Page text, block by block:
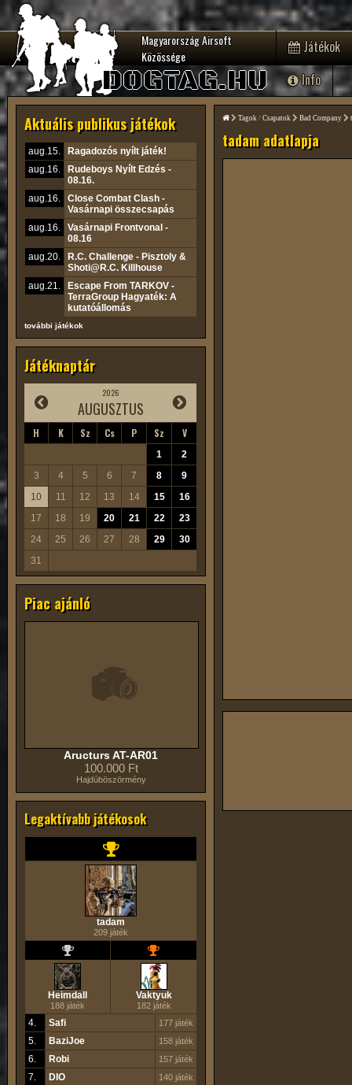
Magyarország Airsoft
Közössége
DOGTAG.HU
Játékok
Info
Aktuális publikus játékok
aug.15.
Ragadozós nyílt játék!
aug.16.
Rudeboys Nyílt Edzés -
08.16.
aug.16.
Close Combat Clash -
Vasárnapi összecsapás
aug.16.
Vasárnapi Frontvonal -
08.16
aug.20.
R.C. Challenge - Pisztoly &
Shoti@R.C. Killhouse
aug.21.
Escape From TARKOV -
TerraGroup Hagyaték: A
kutatóállomás
további játékok
Játéknaptár
2026
AUGUSZTUS
H K Sz Cs P Sz V
1
2
3
4 5 6 7 8
9
10
11 12 13 14 15
16
17
18 19 20 21 22
23
24
25 26 27 28 29
30
31
Piac ajánló
Aructurs AT-AR01
100.000 Ft
Hajdúböszörmény
Legaktívabb játékosok
tadam
209 játék
Heimdall
188 játék
Vaktyuk
182 játék
4. Safi 177 játék
5. BaziJoe 158 játék
6. Robi 157 játék
7. DIO 140 játék
Tagok / Csapatok Bad Company
tadam adatlapja